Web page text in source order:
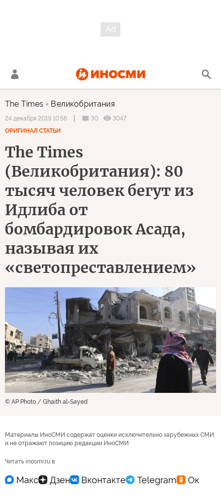
The Times Великобритания
24 декабря 2019 10:56 30
3047
ОРИГИНАЛ СТАТЬИ
The Times
(Великобритания): 80
тысяч человек бегут из
Идлиба от
бомбардировок Асада,
называя их
«светопреставлением»
© AP Photo / Ghaith al-Sayed
Материалы ИноСМИ содержат оценки исключительно зарубежных СМИ
и не отражают позицию редакции ИноСМИ
Читать inosmi.ru в